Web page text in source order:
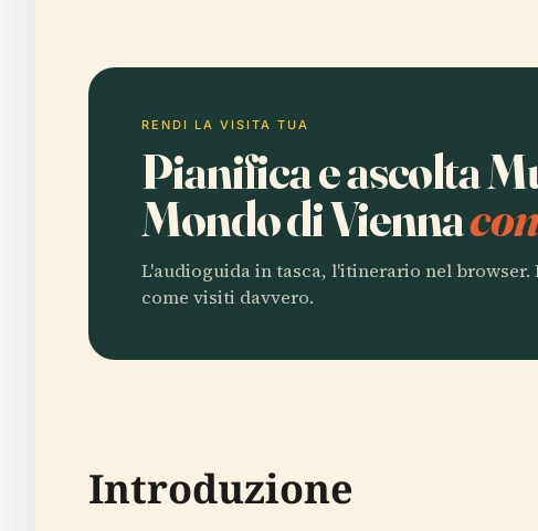
RENDI LA VISITA TUA
Pianifica e ascolta
Mondo di Vienna
L'audioguida in tasca, l'itinerario nel browser.
come visiti davvero.
Introduzione